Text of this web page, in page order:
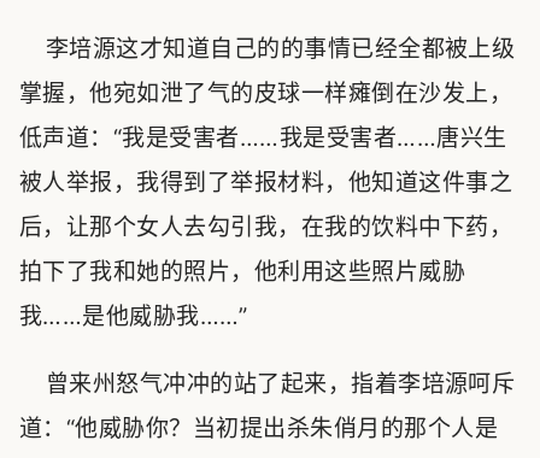
李培源这才知道自己的的事情已经全都被上级
掌握，他宛如泄了气的皮球一样瘫倒在沙发上，
低声道：“我是受害者……我是受害者……唐兴生
被人举报，我得到了举报材料，他知道这件事之
后，让那个女人去勾引我，在我的饮料中下药，
拍下了我和她的照片，他利用这些照片威胁
我……是他威胁我……”
曾来州怒气冲冲的站了起来，指着李培源呵斥
道：“他威胁你？当初提出杀朱俏月的那个人是